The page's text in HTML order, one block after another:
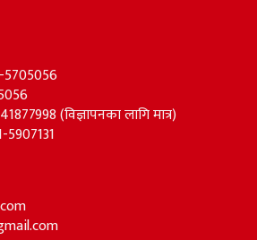
5705056
(विज्ञापनका लागि मात्र)